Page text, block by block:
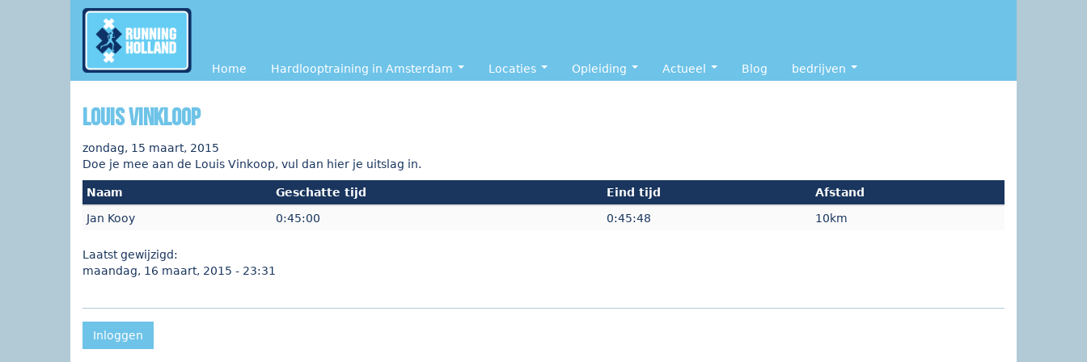
Overslaan en naar de inhoud gaan Home Hardlooptraining in Amsterdam Locaties Opleiding Actueel Blog bedrijven
Louis Vinkloop
zondag, 15 maart, 2015
Doe je mee aan de Louis Vinkoop, vul dan hier je uitslag in.
Naam Geschatte tijd Eind tijd
Afstand
Jan Kooy
0:45:00 0:45:48 10km
Laatst gewijzigd:
maandag, 16 maart, 2015 - 23:31
Inloggen